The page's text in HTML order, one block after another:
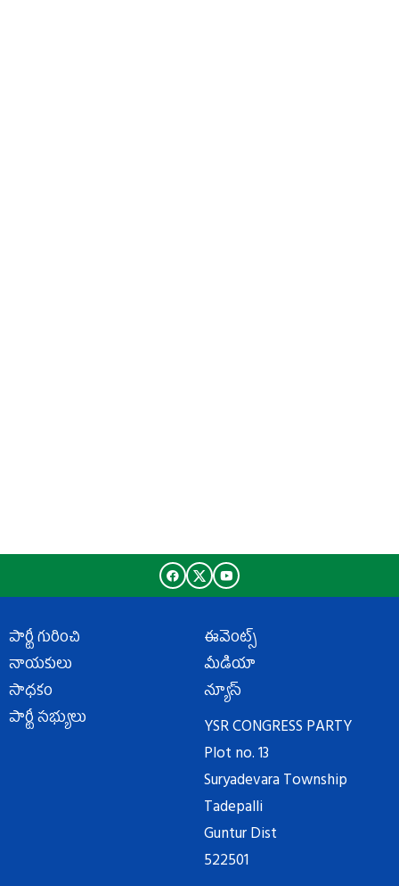
పార్టీ గురించి
నాయకులు
సాధకం
పార్టీ సభ్యులు
ఈవెంట్స్
మీడియా
న్యూస్
YSR CONGRESS PARTY
Plot no. 13
Suryadevara Township
Tadepalli
Guntur Dist
522501